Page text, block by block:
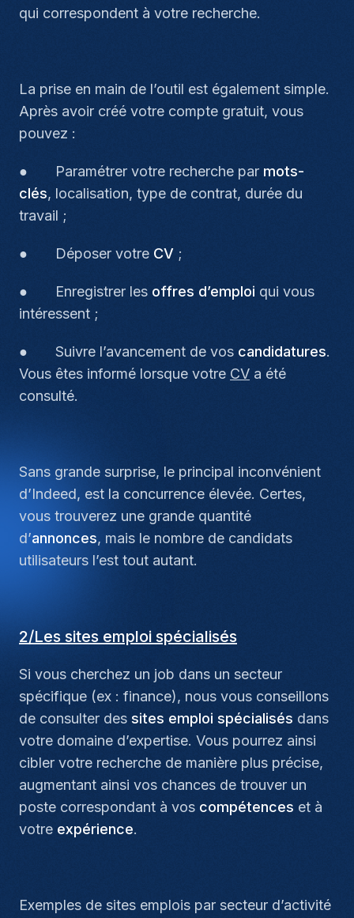
qui correspondent à votre recherche.
La prise en main de l’outil est également simple.
Après avoir créé votre compte gratuit, vous
pouvez :
● Paramétrer votre recherche par mots-
clés, localisation, type de contrat, durée du
travail ;
● Déposer votre CV ;
● Enregistrer les offres d’emploi qui vous
intéressent ;
● Suivre l’avancement de vos candidatures.
Vous êtes informé lorsque votre CV a été
consulté.
Sans grande surprise, le principal inconvénient
d’Indeed, est la concurrence élevée. Certes,
vous trouverez une grande quantité
d’annonces, mais le nombre de candidats
utilisateurs l’est tout autant.
2/Les sites emploi spécialisés
Si vous cherchez un job dans un secteur
spécifique (ex : finance), nous vous conseillons
de consulter des sites emploi spécialisés dans
votre domaine d’expertise. Vous pourrez ainsi
cibler votre recherche de manière plus précise,
augmentant ainsi vos chances de trouver un
poste correspondant à vos compétences et à
votre expérience.
Exemples de sites emplois par secteur d’activité